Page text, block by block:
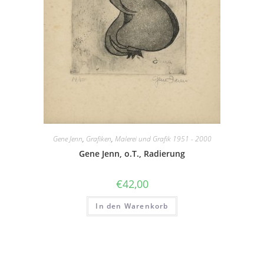
Gene Jenn, Grafiken, Malerei und Grafik 1951 - 2000
Gene Jenn, o.T., Radierung
€42,00
In den Warenkorb